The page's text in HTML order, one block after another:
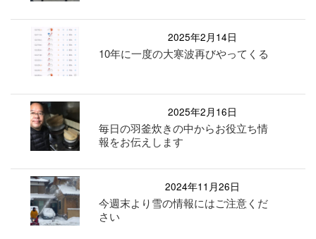
2025年2月14日
10年に一度の大寒波再びやってくる
2025年2月16日
毎日の羽釜炊きの中からお役立ち情
報をお伝えします
2024年11月26日
今週末より雪の情報にはご注意くだ
さい